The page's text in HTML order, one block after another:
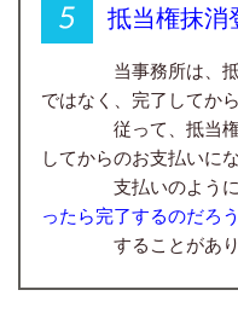
抵当権抹消
当事務所は、抵当
ではなく、完了してか
従って、抵当権抹
してからのお支払いに
支払いのように
ったら完了するのだろう
することがありま